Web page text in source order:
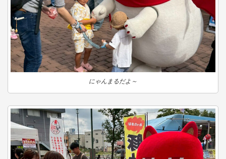
にゃんまるだよ～